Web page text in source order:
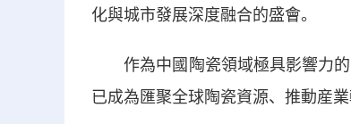
化與城市發展深度融合的盛會。
作為中國陶瓷領域極具影響力的
已成為匯聚全球陶瓷資源、推動産